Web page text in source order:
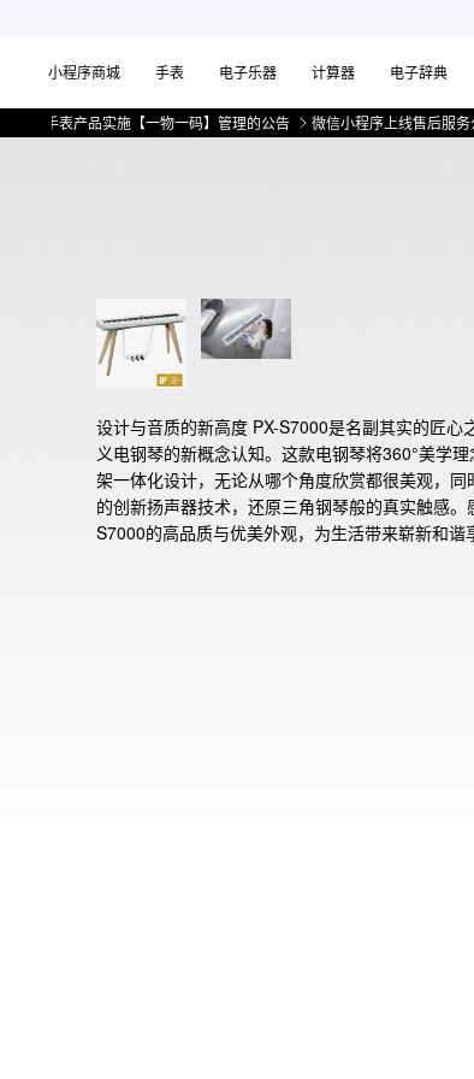
小程序商城 手表 电子乐器 计算器 电子辞典
品实施【一物一码】管理的公告 微信小程序上线售后服务公告 关于
设计与音质的新高度 PX-S7000是名副其实的匠心
义电钢琴的新概念认知。这款电钢琴将360°美学
架一体化设计，无论从哪个角度欣赏都很美观，同
的创新扬声器技术，还原三角钢琴般的真实触感。
S7000的高品质与优美外观，为生活带来崭新和谐